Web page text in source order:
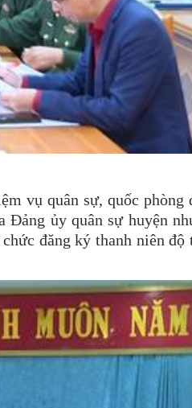
vụ quân sự, quốc phòng
Đảng ủy quân sự huyện
đăng ký thanh niên độ